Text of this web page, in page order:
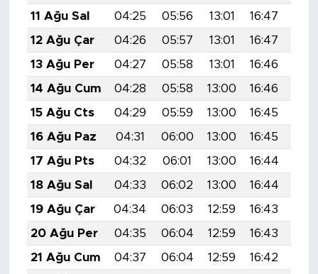
11 Ağu Sal
04:25 05:56 13:01 16:47
12 Ağu Çar
04:26 05:57 13:01 16:47
13 Ağu Per
04:27 05:58 13:01 16:46
14 Ağu Cum
04:28 05:58 13:00 16:46
15 Ağu Cts
04:29 05:59 13:00 16:45
16 Ağu Paz
04:31 06:00 13:00 16:45
17 Ağu Pts
04:32 06:01 13:00 16:44
18 Ağu Sal
04:33 06:02 13:00 16:44
19 Ağu Çar
04:34 06:03 12:59 16:43
20 Ağu Per
04:35 06:04 12:59 16:43
21 Ağu Cum
04:37 06:04 12:59 16:42